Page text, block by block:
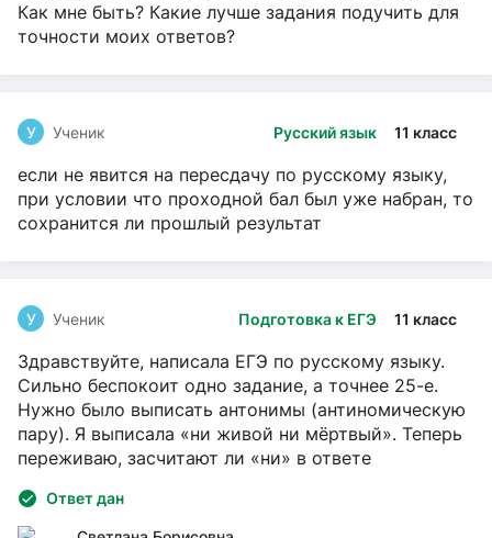
Как мне быть? Какие лучше задания подучить для
точности моих ответов?
Русский язык 11 класс
У Ученик
если не явится на пересдачу по русскому языку,
при условии что проходной бал был уже набран, то
сохранится ли прошлый результат
Подготовка к ЕГЭ 11 класс
У Ученик
Здравствуйте, написала ЕГЭ по русскому языку.
Сильно беспокоит одно задание, а точнее 25-е.
Нужно было выписать антонимы (антиномическую
пару). Я выписала «ни живой ни мёртвый». Теперь
переживаю, засчитают ли «ни» в ответе
Ответ дан